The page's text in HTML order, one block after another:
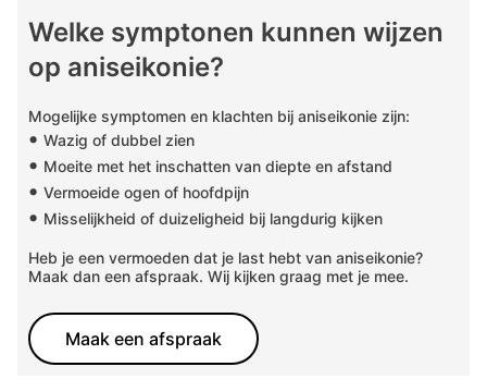
Welke symptonen kunnen wijzen
op aniseikonie?
Mogelijke symptomen en klachten bij aniseikonie zijn:
• Wazig of dubbel zien
• Moeite met het inschatten van diepte en afstand
• Vermoeide ogen of hoofdpijn
• Misselijkheid of duizeligheid bij langdurig kijken
Heb je een vermoeden dat je last hebt van aniseikonie?
Maak dan een afspraak. Wij kijken graag met je mee.
Maak een afspraak